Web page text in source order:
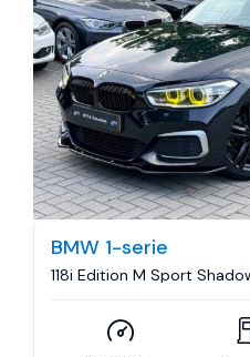
BMW 1-serie
118i Edition M Sport